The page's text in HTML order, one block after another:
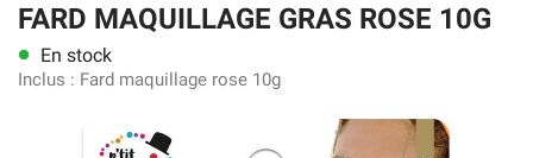
FARD MAQUILLAGE GRAS ROSE 10G
lens En stock
Inclus : Fard maquillage rose 10g